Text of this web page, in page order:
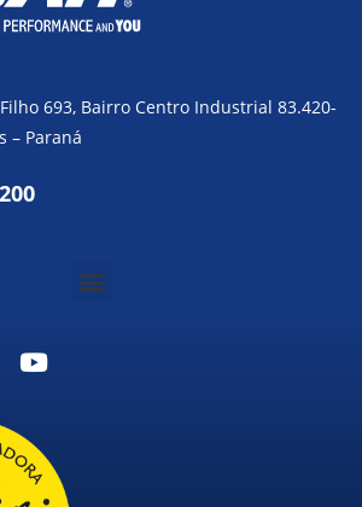
693, Bairro Centro Industrial 83.420-
– Paraná
Menu
Y
o
u
b
e